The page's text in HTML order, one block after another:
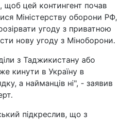
щоб цей контингент почав
Міністерству оборони РФ,
угоду з приватною
нову угоду з Міноборони.
з Таджикистану або
кинути в Україну в
а найманців ні", - заявив
підкреслив, що з